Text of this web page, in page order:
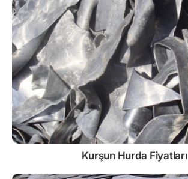
Kurşun Hurda Fiyatları